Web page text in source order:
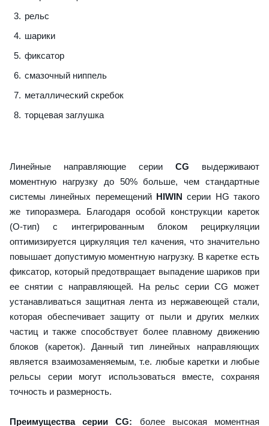
рельс
шарики
фиксатор
смазочный ниппель
металлический скребок
торцевая заглушка
Линейные направляющие серии CG выдерживают
моментную нагрузку до 50% больше, чем стандартные
системы линейных перемещений HIWIN серии HG такого
же типоразмера. Благодаря особой конструкции кареток
(О-тип) с интегрированным блоком рециркуляции
оптимизируется циркуляция тел качения, что значительно
повышает допустимую моментную нагрузку. В каретке есть
фиксатор, который предотвращает выпадение шариков при
ее снятии с направляющей. На рельс серии CG может
устанавливаться защитная лента из нержавеющей стали,
которая обеспечивает защиту от пыли и других мелких
частиц и также способствует более плавному движению
блоков (кареток). Данный тип линейных направляющих
является взаимозаменяемым, т.е. любые каретки и любые
рельсы серии могут использоваться вместе, сохраняя
точность и размерность.
Преимущества серии CG: более высокая моментная